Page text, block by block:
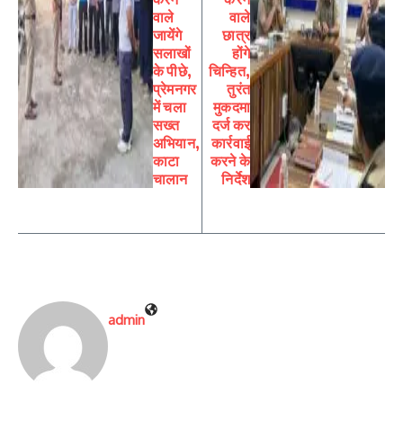
वाले
जायेंगे
सलाखों
के पीछे,
प्रेमनगर
में चला
सख्त
अभियान,
काटा
चालान
वाले
छात्र
होंगे
चिन्हित,
तुरंत
मुकदमा
दर्ज कर
कार्रवाई
करने के
निर्देश
admin